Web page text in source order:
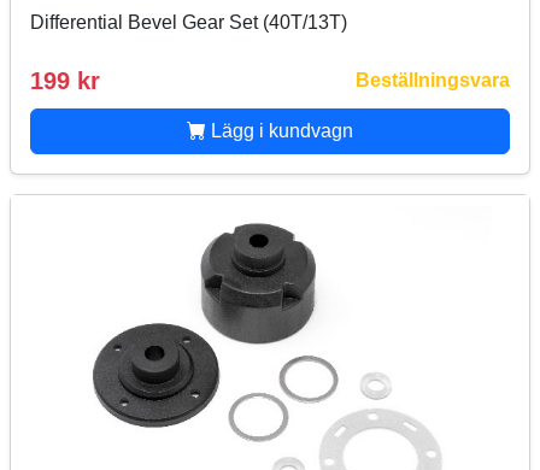
Differential Bevel Gear Set (40T/13T)
199 kr Beställningsvara
Lägg i kundvagn